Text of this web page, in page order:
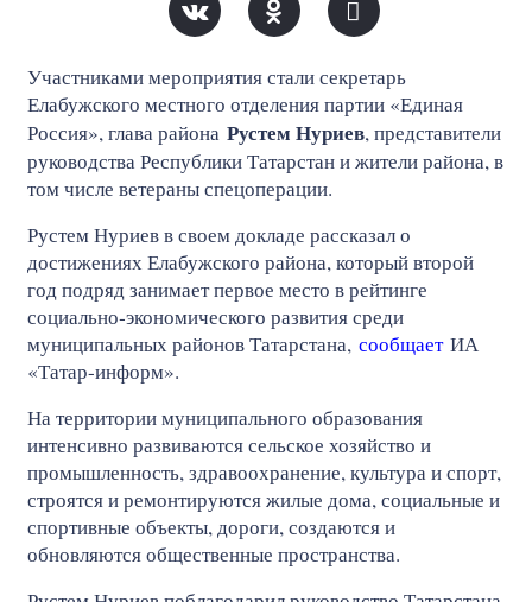
Участниками мероприятия стали секретарь
Елабужского местного отделения партии «Единая
Россия», глава района Рустем Нуриев, представители
руководства Республики Татарстан и жители района, в
том числе ветераны спецоперации.
Рустем Нуриев в своем докладе рассказал о
достижениях Елабужского района, который второй
год подряд занимает первое место в рейтинге
социально‑экономического развития среди
муниципальных районов Татарстана, сообщаетИА
«Татар-информ».
На территории муниципального образования
интенсивно развиваются сельское хозяйство и
промышленность, здравоохранение, культура и спорт,
строятся и ремонтируются жилые дома, социальные и
спортивные объекты, дороги, создаются и
обновляются общественные пространства.